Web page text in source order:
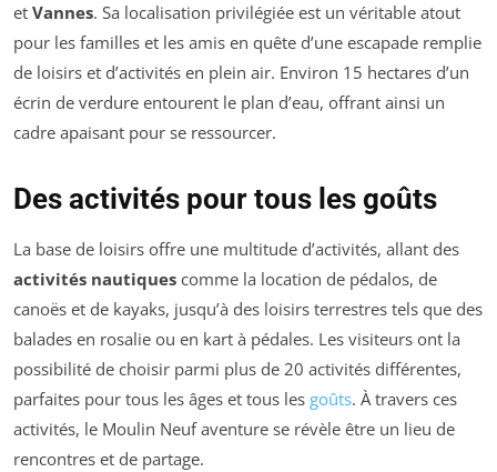
et Vannes. Sa localisation privilégiée est un véritable atout
pour les familles et les amis en quête d’une escapade remplie
de loisirs et d’activités en plein air. Environ 15 hectares d’un
écrin de verdure entourent le plan d’eau, offrant ainsi un
cadre apaisant pour se ressourcer.
Des activités pour tous les goûts
La base de loisirs offre une multitude d’activités, allant des
activités nautiques comme la location de pédalos, de
canoës et de kayaks, jusqu’à des loisirs terrestres tels que des
balades en rosalie ou en kart à pédales. Les visiteurs ont la
possibilité de choisir parmi plus de 20 activités différentes,
parfaites pour tous les âges et tous les goûts. À travers ces
activités, le Moulin Neuf aventure se révèle être un lieu de
rencontres et de partage.